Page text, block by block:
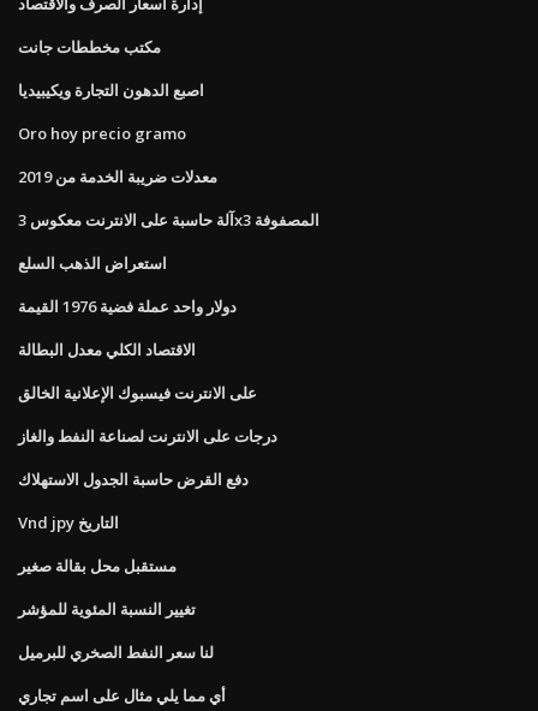
مكتب مخططات جانت
اصبع الدهون التجارة ويكيبيديا
Oro hoy precio gramo
معدلات ضريبة الخدمة من 2019
آلة حاسبة على الانترنت معكوس 3x3 المصفوفة
استعراض الذهب السلع
دولار واحد عملة فضية 1976 القيمة
الاقتصاد الكلي معدل البطالة
على الانترنت فيسبوك الإعلانية الخالق
درجات على الانترنت لصناعة النفط والغاز
دفع القرض حاسبة الجدول الاستهلاك
Vnd jpy التاريخ
مستقبل محل بقالة صغير
تغيير النسبة المئوية للمؤشر
لنا سعر النفط الصخري للبرميل
أي مما يلي مثال على اسم تجاري